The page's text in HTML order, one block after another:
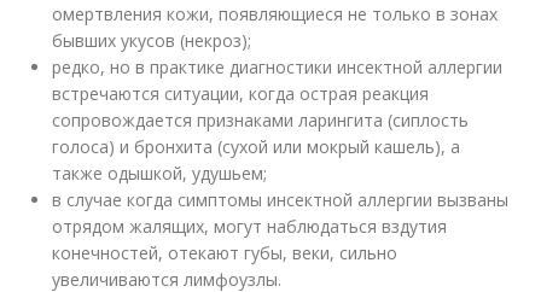
омертвления кожи, появляющиеся не только в зонах
бывших укусов (некроз);
редко, но в практике диагностики инсектной аллергии
встречаются ситуации, когда острая реакция
сопровождается признаками ларингита (сиплость
голоса) и бронхита (сухой или мокрый кашель), а
также одышкой, удушьем;
в случае когда симптомы инсектной аллергии вызваны
отрядом жалящих, могут наблюдаться вздутия
конечностей, отекают губы, веки, сильно
увеличиваются лимфоузлы.